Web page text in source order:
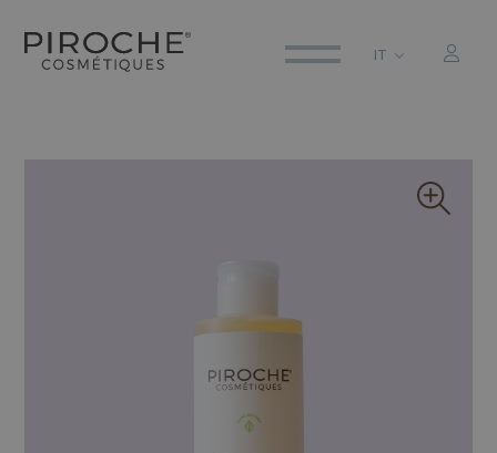
IT
DEUTSCH